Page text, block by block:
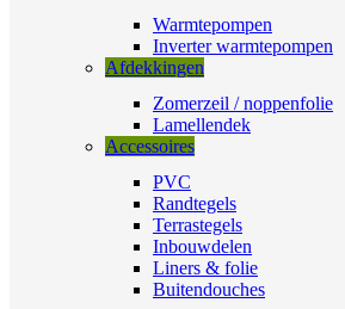
Warmtepompen
Inverter warmtepompen
Afdekkingen
Zomerzeil / noppenfolie
Lamellendek
Accessoires
PVC
Randtegels
Terrastegels
Inbouwdelen
Liners & folie
Buitendouches